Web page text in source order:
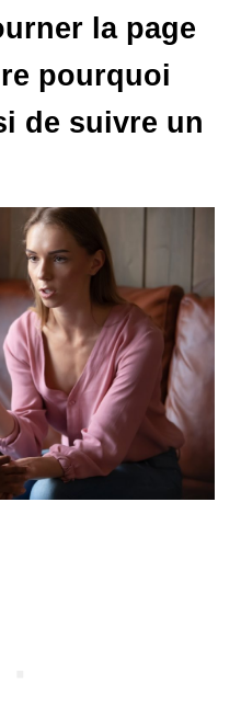
la page
pourquoi
de suivre un